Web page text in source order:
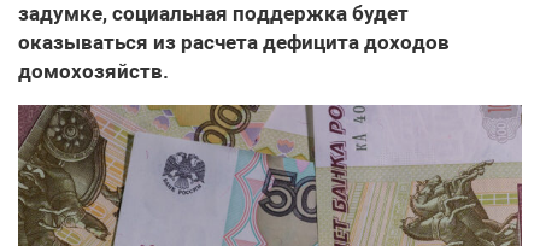
задумке, социальная поддержка будет
оказываться из расчета дефицита доходов
домохозяйств.